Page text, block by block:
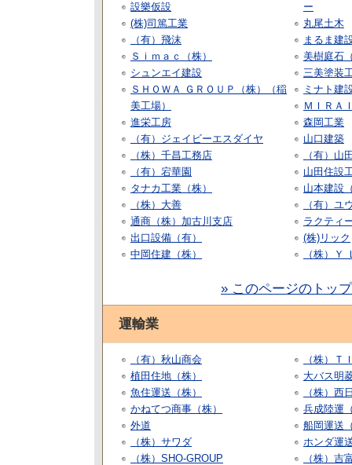
設樂仮設
(株)司篤工業
（有）飛沫
Ｓｉｍａｃ（株）
シュンエイ建設
ＳＨＯＷＡ ＧＲＯＵＰ（株）（稲
美工場）
進栄工房
（有）ジェイビーエスダイヤ
（株）千昌工務店
（有）宕華園
タナカ工業（株）
（株）大善
通商（株）加古川支店
出口設備（有）
中岡住建（株）
ー
丸尾土木
まるま建
美樹庭石
三美塗装
ミナト建
ＭＩＲＡ
森岡工業
山口建築
（有）山
山田住設
山本建設
（有）ユ
ラクティ
(株)リック
（株）Ｙ
» このページのトッ
運輸業
（有）秋山商会
植田住地（株）
魚住運送（株）
かねてつ商事（株）
外道
（株）サワダ
（株）SHO-GROUP
（株）Ｔ
大バス明
（株）西
兵成陸運
船岡運送
ホンダ運
（株）吉